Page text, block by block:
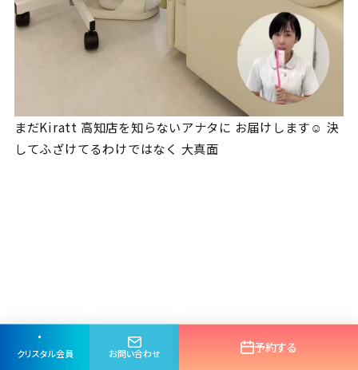
クリスタル会員 お問い合わせ 予約する
まだKiratt 高知店を知らないアナタに お届けします☺️ 決
してふざけてるわけではなく 大真面